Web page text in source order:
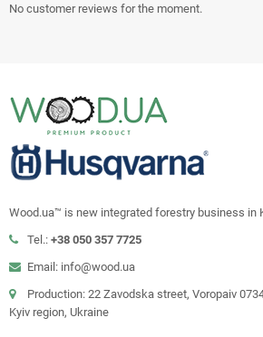
No customer reviews for the moment.
Wood.ua™ is new integrated forestry business in
Tel.: +38 050 357 7725
Email: info@wood.ua
Production: 22 Zavodska street, Voropaiv
Kyiv region, Ukraine